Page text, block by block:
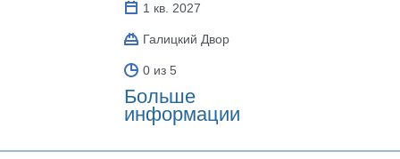
1 кв. 2027
Галицкий Двор
0 из 5
Больше
информации